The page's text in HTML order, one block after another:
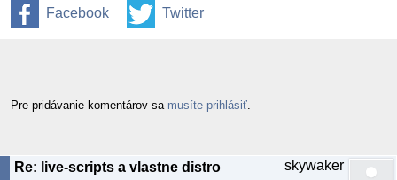
Facebook Twitter
Pre pridávanie komentárov sa musíte prihlásiť
Re: live-scripts a vlastne distro skywaker